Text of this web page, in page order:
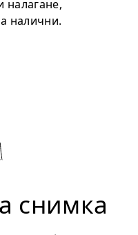
налагане,
налични.
снимка